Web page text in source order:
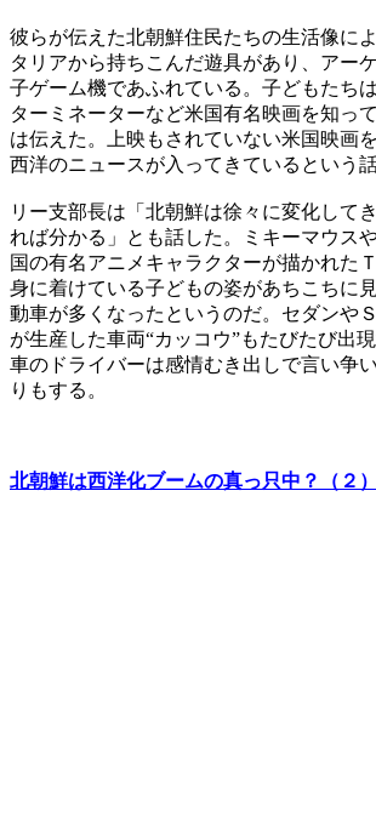
彼らが伝えた北朝鮮住民たちの生活像に
タリアから持ちこんだ遊具があり、アー
子ゲーム機であふれている。子どもたち
ターミネーターなど米国有名映画を知っ
は伝えた。上映もされていない米国映画
西洋のニュースが入ってきているという話
リー支部長は「北朝鮮は徐々に変化して
れば分かる」とも話した。ミキーマウス
国の有名アニメキャラクターが描かれた
身に着けている子どもの姿があちこちに
動車が多くなったというのだ。セダンや
が生産した車両“カッコウ”もたびたび出
車のドライバーは感情むき出しで言い争
りもする。
北朝鮮は西洋化ブームの真っ只中？（２）